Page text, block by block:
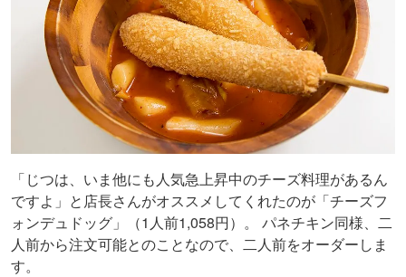
「じつは、いま他にも人気急上昇中のチーズ料理があるん
ですよ」と店長さんがオススメしてくれたのが「チーズフ
ォンデュドッグ」（1人前1,058円）。 パネチキン同様、二
人前から注文可能とのことなので、二人前をオーダーしま
す。